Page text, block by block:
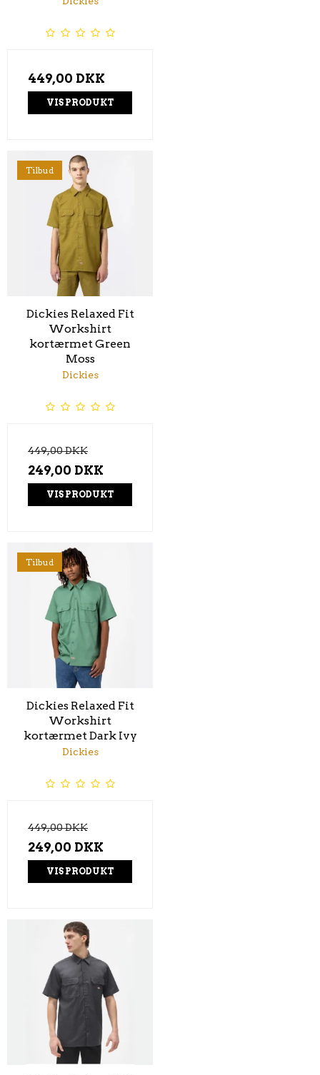
449,00 DKK
VIS PRODUKT
Tilbud
Dickies Relaxed Fit
Workshirt
kortærmet Green
Moss
Dickies
449,00 DKK
249,00 DKK
VIS PRODUKT
Tilbud
Dickies Relaxed Fit
Workshirt
kortærmet Dark Ivy
Dickies
449,00 DKK
249,00 DKK
VIS PRODUKT